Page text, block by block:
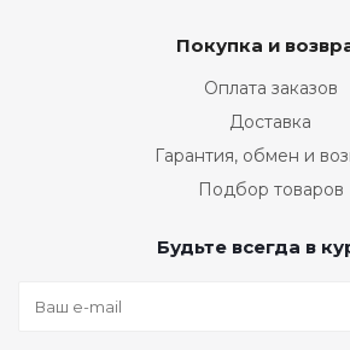
Покупка и
Оплата заказов
Доставка
Гарантия, обмен и
Подбор товаров
Будьте всегда в